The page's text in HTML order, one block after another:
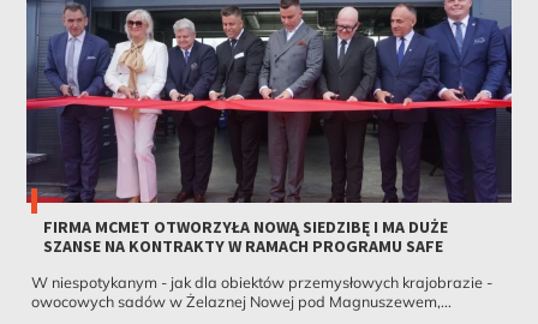
FIRMA MCMET OTWORZYŁA NOWĄ SIEDZIBĘ I MA DUŻE
SZANSE NA KONTRAKTY W RAMACH PROGRAMU SAFE
W niespotykanym - jak dla obiektów przemysłowych krajobrazie -
owocowych sadów w Żelaznej Nowej pod Magnuszewem,...